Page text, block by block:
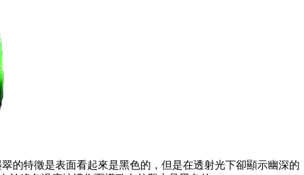
的特徵是表面看起來是黑色的， 但是在透射光下卻顯示幽深的